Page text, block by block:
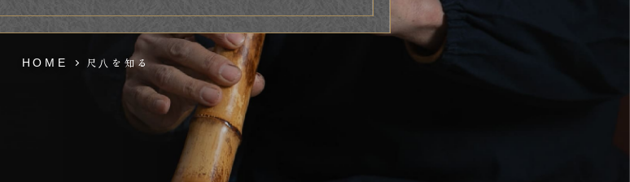
HOME 尺⼋を知る